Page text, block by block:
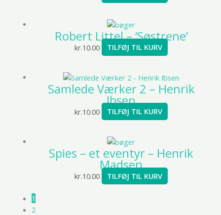
Robert Littel – ‘Søstrene’
kr.10.00 TILFØJ TIL KURV
Samlede Værker 2 – Henrik
Ibsen
kr.10.00 TILFØJ TIL KURV
Spies – et eventyr – Henrik
Madsen
kr.10.00 TILFØJ TIL KURV
1
2